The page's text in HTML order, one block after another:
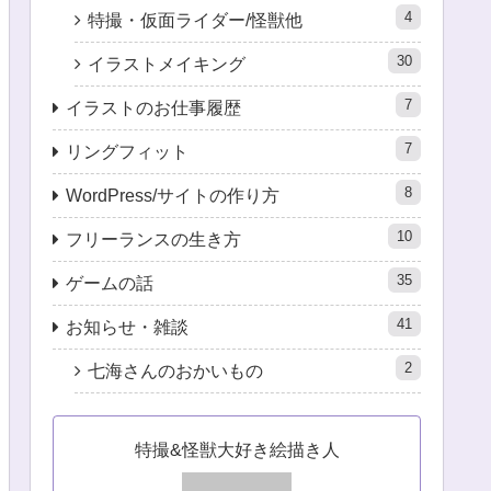
特撮・仮面ライダー/怪獣他 4
イラストメイキング 30
イラストのお仕事履歴 7
リングフィット 7
WordPress/サイトの作り方 8
フリーランスの生き方 10
ゲームの話 35
お知らせ・雑談 41
七海さんのおかいもの 2
特撮&怪獣大好き絵描き人